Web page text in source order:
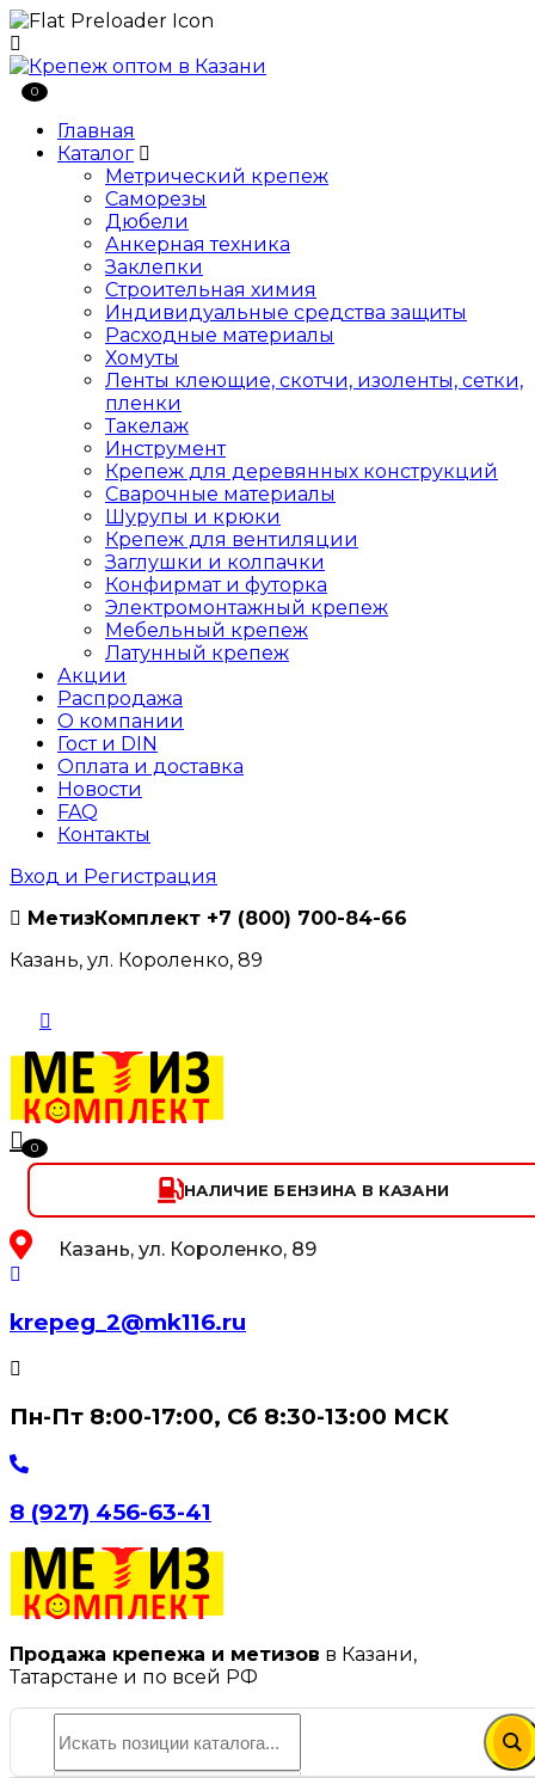
0
Главная
Каталог
Метрический крепеж
Саморезы
Дюбели
Анкерная техника
Заклепки
Строительная химия
Индивидуальные средства защиты
Расходные материалы
Хомуты
Ленты клеющие, скотчи, изоленты, сетки,
пленки
Такелаж
Инструмент
Крепеж для деревянных конструкций
Сварочные материалы
Шурупы и крюки
Крепеж для вентиляции
Заглушки и колпачки
Конфирмат и футорка
Электромонтажный крепеж
Мебельный крепеж
Латунный крепеж
Акции
Распродажа
О компании
Гост и DIN
Оплата и доставка
Новости
FAQ
Контакты
Вход и Регистрация
МетизКомплект +7 (800) 700-84-66
Казань, ул. Короленко, 89
0
НАЛИЧИЕ БЕНЗИНА В КАЗАНИ
Казань, ул. Короленко, 89
krepeg_2@mk116.ru
Пн-Пт 8:00-17:00, Сб 8:30-13:00 МСК
8 (927) 456-63-41
Продажа крепежа и метизов в Казани,
Татарстане и по всей РФ